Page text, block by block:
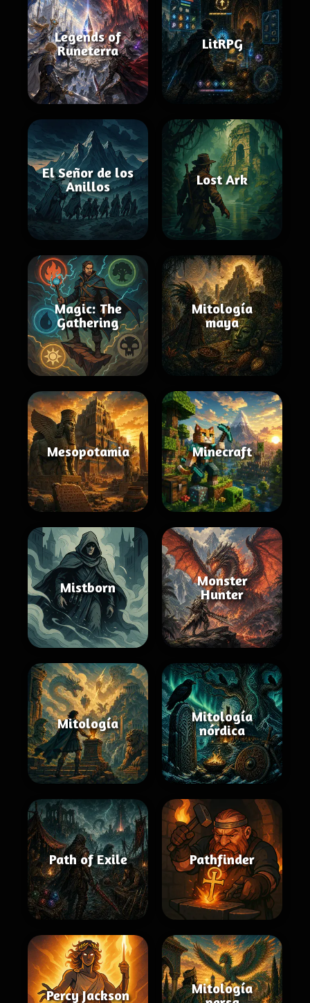
Legends of
Runeterra
LitRPG
El Señor de los
Anillos
Lost Ark
Magic: The
Gathering
Mitología
maya
Mesopotamia Minecraft
Mistborn
Monster
Hunter
Mitología
Mitología
nórdica
Path of Exile Pathfinder
Percy Jackson
Mitología